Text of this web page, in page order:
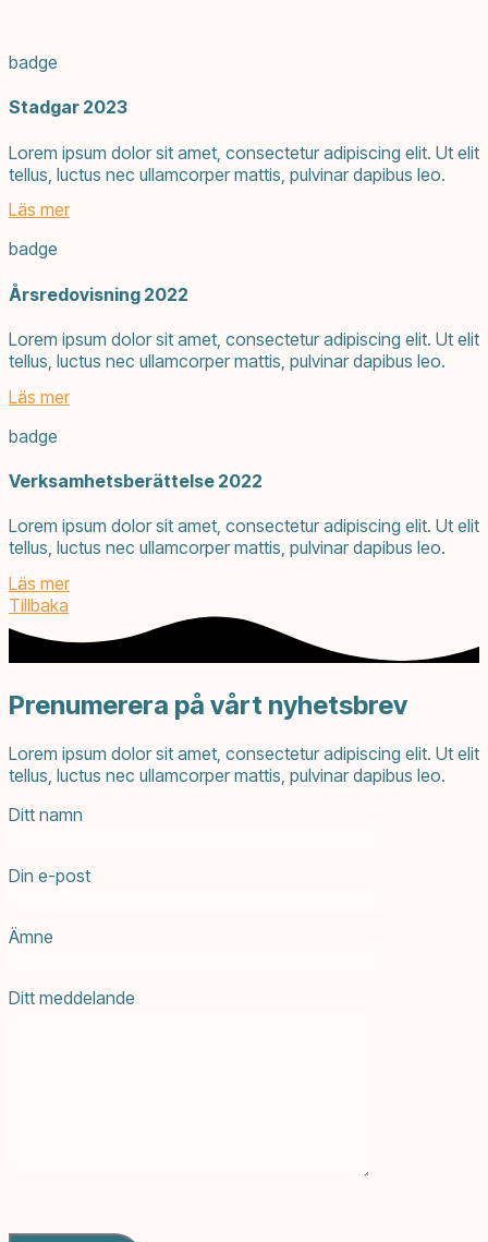
badge
Stadgar 2023
Lorem ipsum dolor sit amet, consectetur adipiscing elit. Ut elit
tellus, luctus nec ullamcorper mattis, pulvinar dapibus leo.
Läs mer
badge
Årsredovisning 2022
Lorem ipsum dolor sit amet, consectetur adipiscing elit. Ut elit
tellus, luctus nec ullamcorper mattis, pulvinar dapibus leo.
Läs mer
badge
Verksamhetsberättelse 2022
Lorem ipsum dolor sit amet, consectetur adipiscing elit. Ut elit
tellus, luctus nec ullamcorper mattis, pulvinar dapibus leo.
Läs mer
Tillbaka
Prenumerera på vårt nyhetsbrev
Lorem ipsum dolor sit amet, consectetur adipiscing elit. Ut elit
tellus, luctus nec ullamcorper mattis, pulvinar dapibus leo.
Ditt namn
Din e-post
Ämne
Ditt meddelande